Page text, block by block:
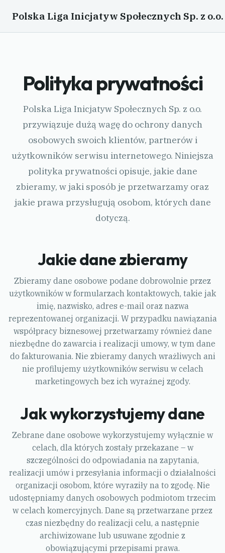
Polska Liga Inicjatyw Społecznych Sp. z o.o.
Polityka prywatności
Polska Liga Inicjatyw Społecznych Sp. z o.o.
przywiązuje dużą wagę do ochrony danych
osobowych swoich klientów, partnerów i
użytkowników serwisu internetowego. Niniejsza
polityka prywatności opisuje, jakie dane
zbieramy, w jaki sposób je przetwarzamy oraz
jakie prawa przysługują osobom, których dane
dotyczą.
Jakie dane zbieramy
Zbieramy dane osobowe podane dobrowolnie przez
użytkowników w formularzach kontaktowych, takie jak
imię, nazwisko, adres e-mail oraz nazwa
reprezentowanej organizacji. W przypadku nawiązania
współpracy biznesowej przetwarzamy również dane
niezbędne do zawarcia i realizacji umowy, w tym dane
do fakturowania. Nie zbieramy danych wrażliwych ani
nie profilujemy użytkowników serwisu w celach
marketingowych bez ich wyraźnej zgody.
Jak wykorzystujemy dane
Zebrane dane osobowe wykorzystujemy wyłącznie w
celach, dla których zostały przekazane – w
szczególności do odpowiadania na zapytania,
realizacji umów i przesyłania informacji o działalności
organizacji osobom, które wyraziły na to zgodę. Nie
udostępniamy danych osobowych podmiotom trzecim
w celach komercyjnych. Dane są przetwarzane przez
czas niezbędny do realizacji celu, a następnie
archiwizowane lub usuwane zgodnie z
obowiązującymi przepisami prawa.